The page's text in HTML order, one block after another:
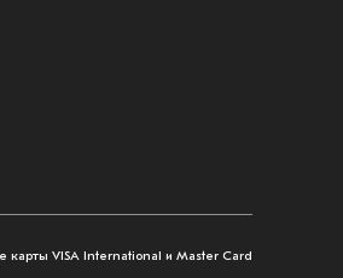
карты VISA International и Master Card